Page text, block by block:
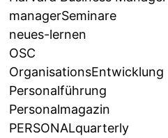
managerSeminare
neues-lernen
OSC
OrganisationsEntwicklung
Personalführung
Personalmagazin
PERSONALquarterly